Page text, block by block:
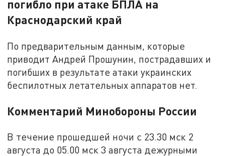
погибло при атаке БПЛА на
Краснодарский край
По предварительным данным, которые
приводит Андрей Прошунин, пострадавших и
погибших в результате атаки украинских
беспилотных летательных аппаратов нет.
Комментарий Минобороны России
В течение прошедшей ночи с 23.30 мск 2
августа до 05.00 мск 3 августа дежурными